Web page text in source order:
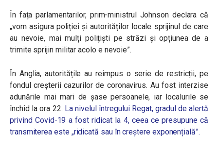
În fața parlamentarilor, prim-ministrul Johnson declara că
„vom asigura poliției și autorităților locale sprijinul de care
au nevoie, mai mulți polițiști pe străzi și opțiunea de a
trimite sprijin militar acolo e nevoie”.
În Anglia, autoritățile au reimpus o serie de restricții, pe
fondul creșterii cazurilor de coronavirus. Au fost interzise
adunările mai mari de șase persoanele, iar localurile se
închid la ora 22. La nivelul întregului Regat, gradul de alertă
privind Covid-19 a fost ridicat la 4, ceea ce presupune că
transmiterea este „ridicată sau în creștere exponențială”.